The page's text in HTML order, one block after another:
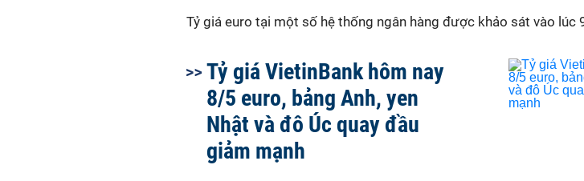
Tỷ giá euro tại một số hệ thống ngân hàng được khảo sát vào lúc
Tỷ giá VietinBank hôm nay
8/5 euro, bảng Anh, yen
Nhật và đô Úc quay đầu
giảm mạnh